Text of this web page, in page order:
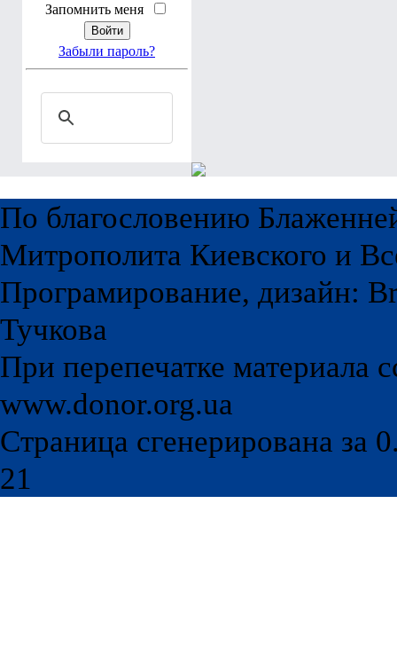
Запомнить меня
Забыли пароль?
По благословению
Митрополита Киевского и
Програмирование, дизайн:
Тучкова
При перепечатке материала
www.donor.org.ua
Страница сгенерирована за
21